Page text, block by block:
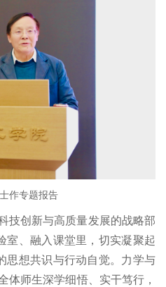
作专题报告
技创新与高质量发展的战略部
室、融入课堂里，切实凝聚起
思想共识与行动自觉。力学与
体师生深学细悟、实干笃行，